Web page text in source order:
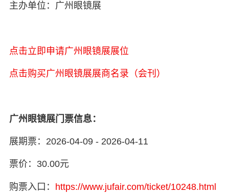
主办单位：广州眼镜展
点击立即申请广州眼镜展展位
点击购买广州眼镜展展商名录（会刊）
广州眼镜展门票信息：
展期票：2026-04-09 - 2026-04-11
票价：30.00元
购票入口： https://www.jufair.com/ticket/10248.html